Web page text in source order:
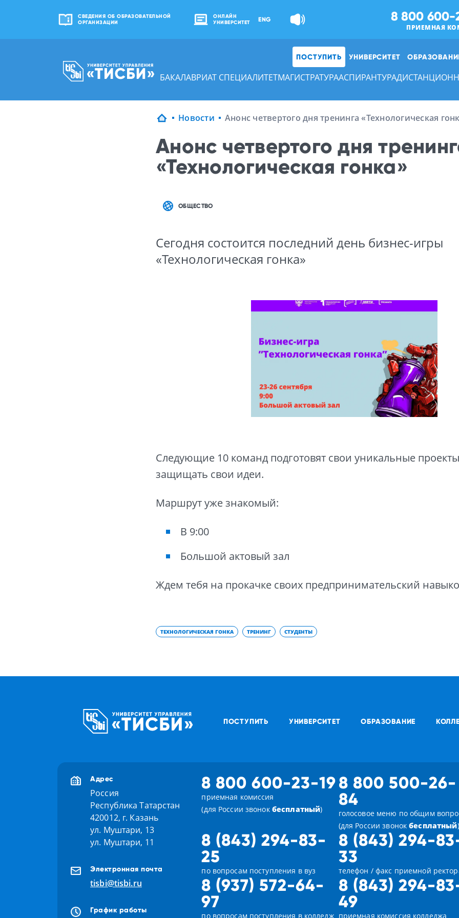
СВЕДЕНИЯ ОБ ОБРАЗОВАТЕЛЬНОЙ
ОРГАНИЗАЦИИ
ОНЛАЙН
УНИВЕРСИТЕТ
ENG 8 800 600-
ПРИЕМНАЯ
ПОСТУПИТЬ УНИВЕРСИТЕТ
БАКАЛАВРИАТ СПЕЦИАЛИТЕТМАГИСТРАТУРААСПИРАНТУРА
Новости Анонс четвертого дня тренинга «Технологическая
Анонс четвертого дня
«Технологическая гонка»
ОБЩЕСТВО
Сегодня состоится последний день бизнес-игры
«Технологическая гонка»
Следующие 10 команд подготовят свои уникальные
защищать свои идеи.
Маршрут уже знакомый:
В 9:00
Большой актовый зал
Ждем тебя на прокачке своих предпринимательский
ТЕХНОЛОГИЧЕСКАЯ ГОНКА ТРЕНИНГ СТУДЕНТЫ
ПОСТУПИТЬ УНИВЕРСИТЕТ ОБРАЗОВАНИЕ
Адрес
Россия
Республика Татарстан
420012, г. Казань
ул. Муштари, 13
ул. Муштари, 11
Электронная почта
tisbi@tisbi.ru
График работы
8 800 600-23-19
приемная комиссия
(для России звонок бесплатный)
8 800 500-26-
84
голосовое меню по общим
(для России звонокбесплатный)
8 (843) 294-83-
25
по вопросам поступления в вуз
8 (843) 294-
33
телефон / факс приемной
8 (937) 572-64-
97
по вопросам поступления в колледж
8 (843) 294-
49
приемная комиссия колледжа